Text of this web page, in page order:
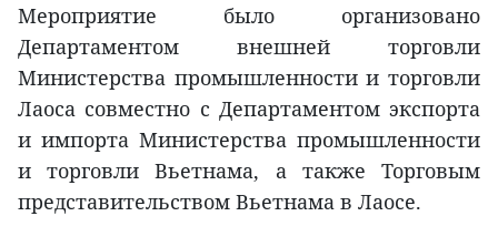
Мероприятие было организовано
Департаментом внешней торговли
Министерства промышленности и торговли
Лаоса совместно с Департаментом экспорта
и импорта Министерства промышленности
и торговли Вьетнама, а также Торговым
представительством Вьетнама в Лаосе.